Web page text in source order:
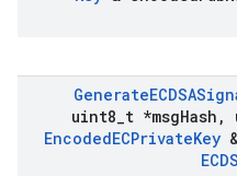
Generate
uint8 t *msgHash ,
EncodedECPrivateKey